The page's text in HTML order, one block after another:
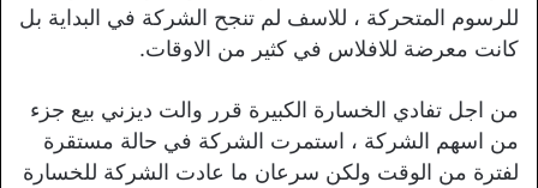
للرسوم المتحركة ، للاسف لم تنجح الشركة في البداية بل
كانت معرضة للافلاس في كثير من الاوقات.
من اجل تفادي الخسارة الكبيرة قرر والت ديزني بيع جزء
من اسهم الشركة ، استمرت الشركة في حالة مستقرة
لفترة من الوقت ولكن سرعان ما عادت الشركة للخسارة